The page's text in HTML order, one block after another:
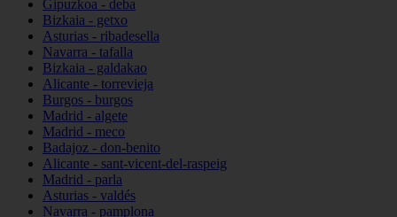
Gipuzkoa - deba
Bizkaia - getxo
Asturias - ribadesella
Navarra - tafalla
Bizkaia - galdakao
Alicante - torrevieja
Burgos - burgos
Madrid - algete
Madrid - meco
Badajoz - don-benito
Alicante - sant-vicent-del-raspeig
Madrid - parla
Asturias - valdés
Navarra - pamplona